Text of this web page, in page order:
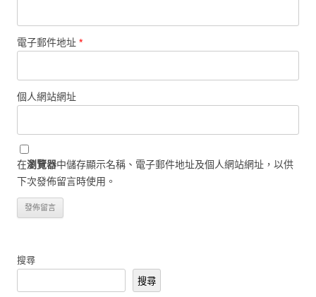
電子郵件地址 *
個人網站網址
在瀏覽器中儲存顯示名稱、電子郵件地址及個人網站網址，以供
下次發佈留言時使用。
搜尋
搜尋